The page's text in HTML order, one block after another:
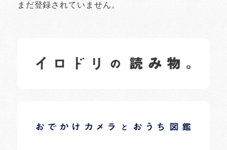
まだ登録されていません。
日常の様子など随時更新中です。
日常の様子など随時更新中です。